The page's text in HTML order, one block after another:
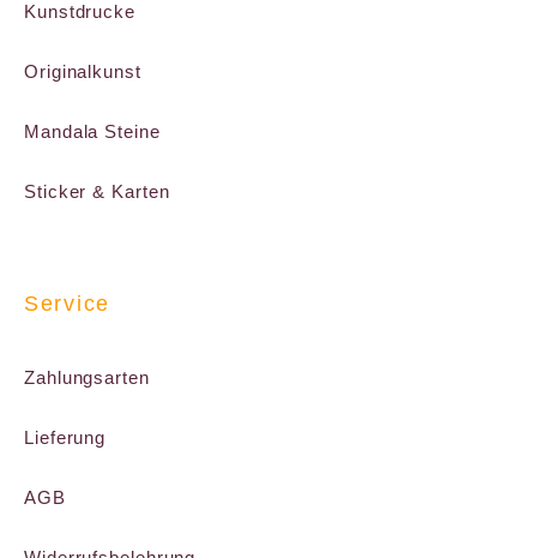
Kunstdrucke
Originalkunst
Mandala Steine
Sticker & Karten
Service
Zahlungsarten
Lieferung
AGB